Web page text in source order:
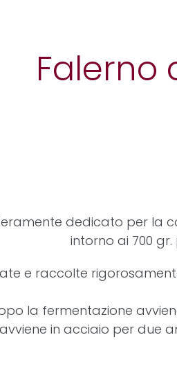
Falerno
dedicato per la
intorno ai 700
e raccolte
la fermentazione
in acciaio per due